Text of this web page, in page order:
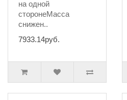
на одной
сторонеМасса
снижен..
7933.14руб.